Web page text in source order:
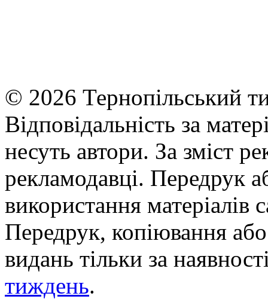
© 2026 Тернопільський
Відповідальність за
несуть автори. За зміст
рекламодавці. Передрук
використання матеріалів
Передрук, копіювання
видань тільки за
тиждень.